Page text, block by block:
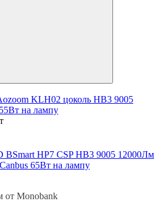
KLH02 цоколь HB3 9005
на лампу
от Monobank